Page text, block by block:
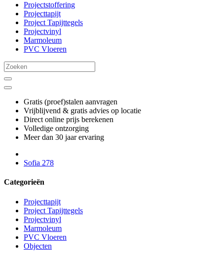
Projectstoffering
Projecttapijt
Project Tapijttegels
Projectvinyl
Marmoleum
PVC Vloeren
Gratis (proef)stalen aanvragen
Vrijblijvend & gratis advies op locatie
Direct online prijs berekenen
Volledige ontzorging
Meer dan 30 jaar ervaring
Sofia 278
Categorieën
Projecttapijt
Project Tapijttegels
Projectvinyl
Marmoleum
PVC Vloeren
Objecten